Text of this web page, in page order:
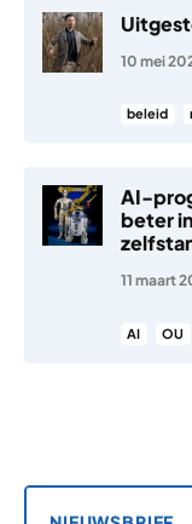
10 mei
beleid
AI-
beter
11 maart
AI OU
Berichten